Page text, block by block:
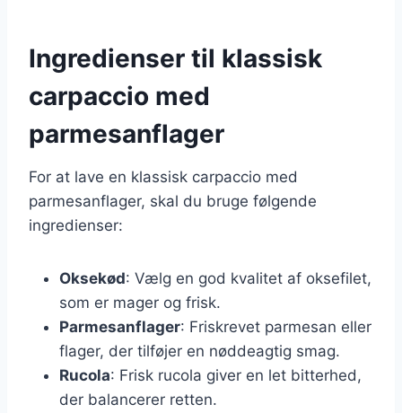
Ingredienser til klassisk
carpaccio med
parmesanflager
For at lave en klassisk carpaccio med
parmesanflager, skal du bruge følgende
ingredienser:
Oksekød: Vælg en god kvalitet af oksefilet,
som er mager og frisk.
Parmesanflager: Friskrevet parmesan eller
flager, der tilføjer en nøddeagtig smag.
Rucola: Frisk rucola giver en let bitterhed,
der balancerer retten.